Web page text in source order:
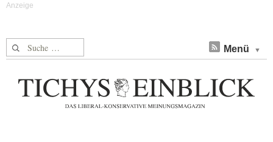
Suche nach: Menü